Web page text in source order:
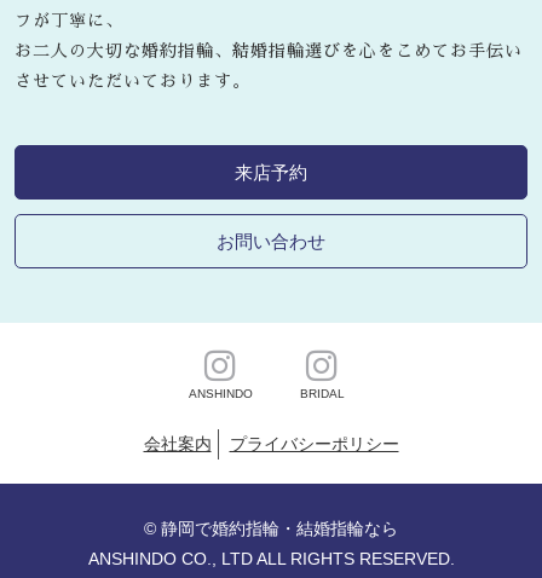
フが丁寧に、
お二人の大切な婚約指輪、結婚指輪選びを心をこめてお手伝い
させていただいております。
来店予約
お問い合わせ
ANSHINDO BRIDAL
会社案内 プライバシーポリシー
© 静岡で婚約指輪・結婚指輪なら
ANSHINDO CO., LTD ALL RIGHTS RESERVED.